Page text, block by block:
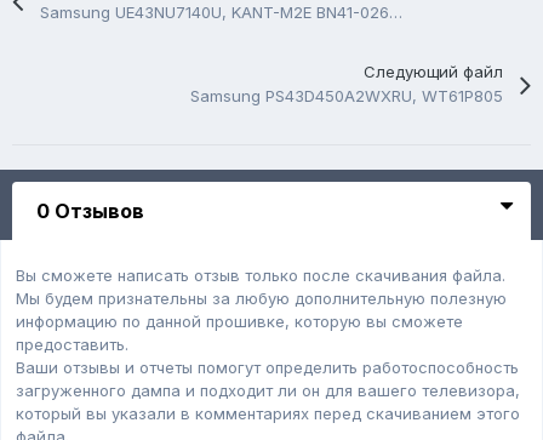
Samsung UE43NU7140U, KANT-M2E BN41-02635B
Следующий файл
Samsung PS43D450A2WXRU, WT61P805
0 Отзывов
Вы сможете написать отзыв только после скачивания файла.
Мы будем признательны за любую дополнительную полезную
информацию по данной прошивке, которую вы сможете
предоставить.
Ваши отзывы и отчеты помогут определить работоспособность
загруженного дампa и подходит ли он для вашего телевизора,
который вы указали в комментариях перед скачиванием этого